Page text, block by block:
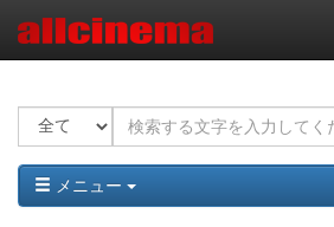
メニュー